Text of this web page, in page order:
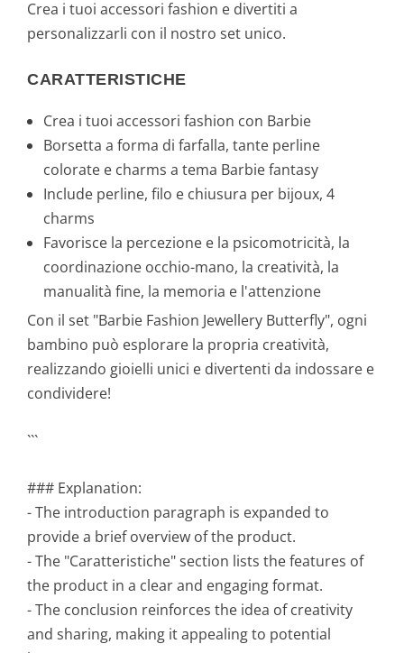
Crea i tuoi accessori fashion e divertiti a
personalizzarli con il nostro set unico.
CARATTERISTICHE
Crea i tuoi accessori fashion con Barbie
Borsetta a forma di farfalla, tante perline
colorate e charms a tema Barbie fantasy
Include perline, filo e chiusura per bijoux, 4
charms
Favorisce la percezione e la psicomotricità, la
coordinazione occhio-mano, la creatività, la
manualità fine, la memoria e l'attenzione
Con il set "Barbie Fashion Jewellery Butterfly", ogni
bambino può esplorare la propria creatività,
realizzando gioielli unici e divertenti da indossare e
condividere!
```
### Explanation:
- The introduction paragraph is expanded to
provide a brief overview of the product.
- The "Caratteristiche" section lists the features of
the product in a clear and engaging format.
- The conclusion reinforces the idea of creativity
and sharing, making it appealing to potential